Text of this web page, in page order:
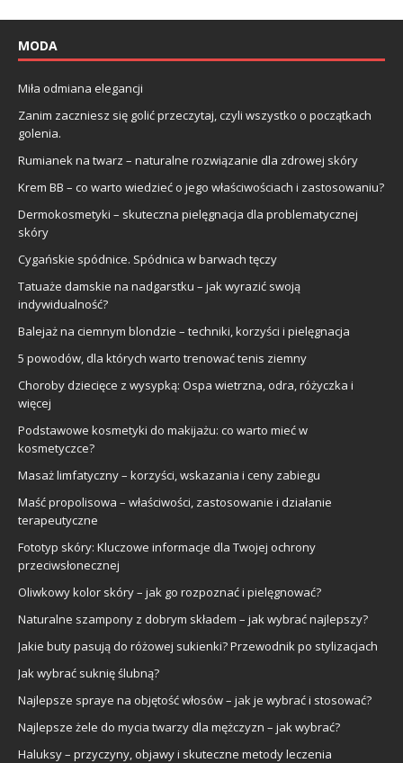
MODA
Miła odmiana elegancji
Zanim zaczniesz się golić przeczytaj, czyli wszystko o początkach
golenia.
Rumianek na twarz – naturalne rozwiązanie dla zdrowej skóry
Krem BB – co warto wiedzieć o jego właściwościach i zastosowaniu?
Dermokosmetyki – skuteczna pielęgnacja dla problematycznej
skóry
Cygańskie spódnice. Spódnica w barwach tęczy
Tatuaże damskie na nadgarstku – jak wyrazić swoją
indywidualność?
Balejaż na ciemnym blondzie – techniki, korzyści i pielęgnacja
5 powodów, dla których warto trenować tenis ziemny
Choroby dziecięce z wysypką: Ospa wietrzna, odra, różyczka i
więcej
Podstawowe kosmetyki do makijażu: co warto mieć w
kosmetyczce?
Masaż limfatyczny – korzyści, wskazania i ceny zabiegu
Maść propolisowa – właściwości, zastosowanie i działanie
terapeutyczne
Fototyp skóry: Kluczowe informacje dla Twojej ochrony
przeciwsłonecznej
Oliwkowy kolor skóry – jak go rozpoznać i pielęgnować?
Naturalne szampony z dobrym składem – jak wybrać najlepszy?
Jakie buty pasują do różowej sukienki? Przewodnik po stylizacjach
Jak wybrać suknię ślubną?
Najlepsze spraye na objętość włosów – jak je wybrać i stosować?
Najlepsze żele do mycia twarzy dla mężczyzn – jak wybrać?
Haluksy – przyczyny, objawy i skuteczne metody leczenia